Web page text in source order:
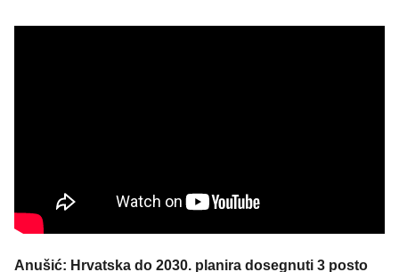
Anušić: Hrvatska do 2030. planira dosegnuti 3 posto